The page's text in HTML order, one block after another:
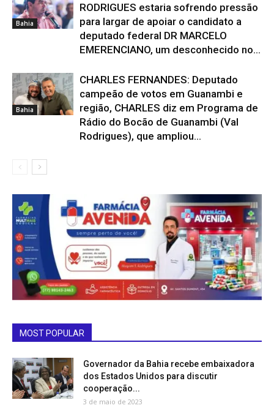
Bahia
RODRIGUES estaria sofrendo pressão
para largar de apoiar o candidato a
deputado federal DR MARCELO
EMERENCIANO, um desconhecido no...
Bahia
CHARLES FERNANDES: Deputado
campeão de votos em Guanambi e
região, CHARLES diz em Programa de
Rádio do Bocão de Guanambi (Val
Rodrigues), que ampliou...
MOST POPULAR
Governador da Bahia recebe embaixadora
dos Estados Unidos para discutir
cooperação...
3 de maio de 2023